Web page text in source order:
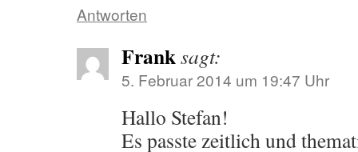
Antworten
Franksagt:
5. Februar 2014 um 19:47 Uhr
Hallo Stefan!
Es passte zeitlich und